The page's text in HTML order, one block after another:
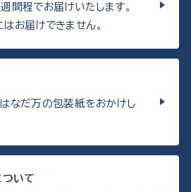
間程でお届けいたします。
お届けできません。
なだ万の包装紙をおかけし
ついて